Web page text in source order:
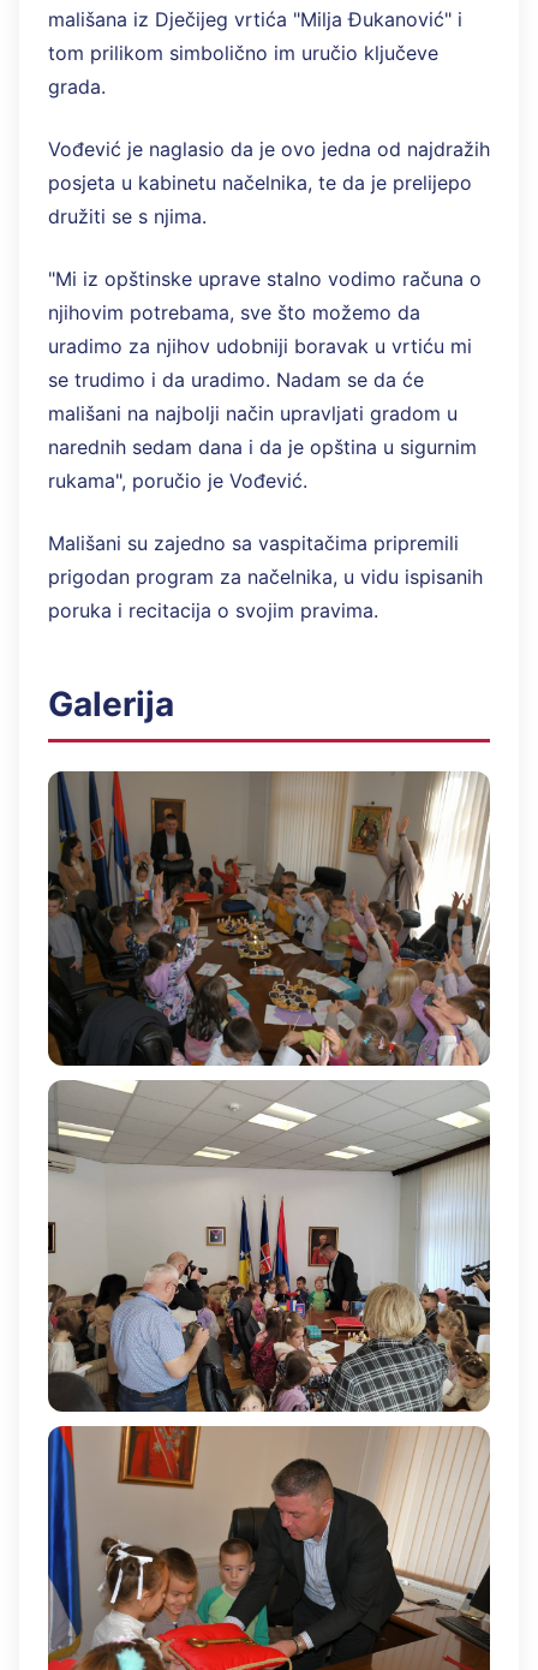
mališana iz Dječijeg vrtića "Milja Đukanović" i
tom prilikom simbolično im uručio ključeve
grada.
Vođević je naglasio da je ovo jedna od najdražih
posjeta u kabinetu načelnika, te da je prelijepo
družiti se s njima.
"Mi iz opštinske uprave stalno vodimo računa o
njihovim potrebama, sve što možemo da
uradimo za njihov udobniji boravak u vrtiću mi
se trudimo i da uradimo. Nadam se da će
mališani na najbolji način upravljati gradom u
narednih sedam dana i da je opština u sigurnim
rukama", poručio je Vođević.
Mališani su zajedno sa vaspitačima pripremili
prigodan program za načelnika, u vidu ispisanih
poruka i recitacija o svojim pravima.
Galerija